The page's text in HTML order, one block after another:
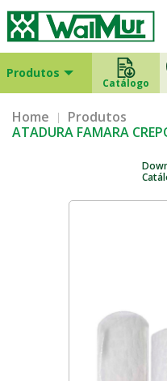
Produtos
Catálogo
Home
Produtos
ATADURA FAMARA